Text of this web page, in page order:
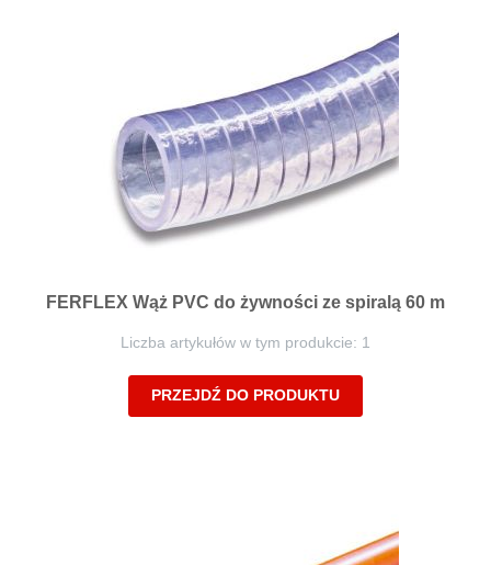
FERFLEX Wąż PVC do żywności ze spiralą 60 m
Liczba artykułów w tym produkcie: 1
PRZEJDŹ DO PRODUKTU